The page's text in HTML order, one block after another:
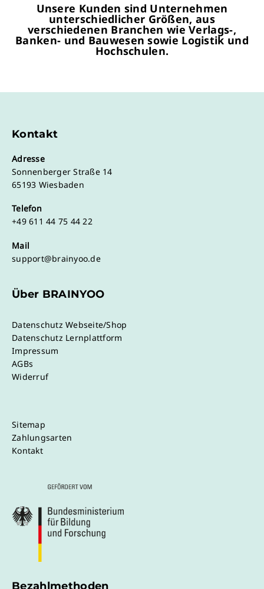
Unsere Kunden sind Unternehmen
unterschiedlicher Größen, aus
verschiedenen Branchen wie Verlags-,
Banken- und Bauwesen sowie Logistik und
Hochschulen.
Kontakt
Adresse
Sonnenberger Straße 14
65193 Wiesbaden
Telefon
+49 611 44 75 44 22
Mail
support@brainyoo.de
Über BRAINYOO
Datenschutz Webseite/Shop
Datenschutz Lernplattform
Impressum
AGBs
Widerruf
Sitemap
Zahlungsarten
Kontakt
Bezahlmethoden